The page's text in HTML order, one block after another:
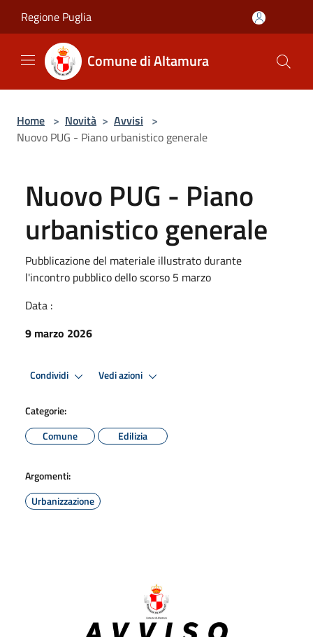
Regione Puglia
Comune di Altamura
Home > Novità > Avvisi >
Nuovo PUG - Piano urbanistico generale
Nuovo PUG - Piano
urbanistico generale
Pubblicazione del materiale illustrato durante
l'incontro pubblico dello scorso 5 marzo
Data :
9 marzo 2026
Condividi Vedi azioni
Categorie:
Comune
Edilizia
Argomenti:
Urbanizzazione